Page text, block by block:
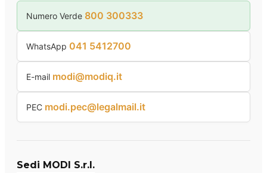
Numero Verde 800 300333
WhatsApp 041 5412700
E-mail modi@modiq.it
PEC modi.pec@legalmail.it
Sedi MODI S.r.l.